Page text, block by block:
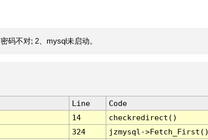
码不对; 2、mysql未启动。
Line
Code
14
checkredirect()
324
jzmysql-